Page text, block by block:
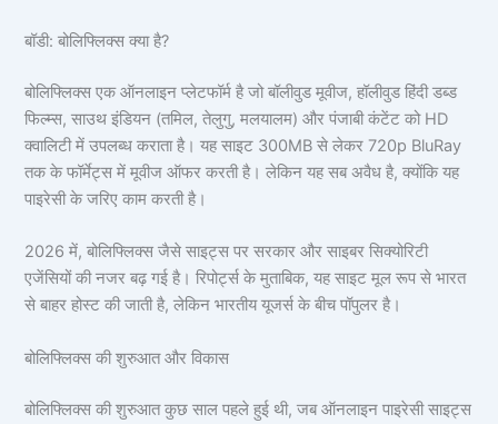
बॉडी: बोलिफ्लिक्स क्या है?
बोलिफ्लिक्स एक ऑनलाइन प्लेटफॉर्म है जो बॉलीवुड मूवीज, हॉलीवुड हिंदी डब्ड
फिल्म्स, साउथ इंडियन (तमिल, तेलुगु, मलयालम) और पंजाबी कंटेंट को HD
क्वालिटी में उपलब्ध कराता है। यह साइट 300MB से लेकर 720p BluRay
तक के फॉर्मेट्स में मूवीज ऑफर करती है। लेकिन यह सब अवैध है, क्योंकि यह
पाइरेसी के जरिए काम करती है।
2026 में, बोलिफ्लिक्स जैसे साइट्स पर सरकार और साइबर सिक्योरिटी
एजेंसियों की नजर बढ़ गई है। रिपोर्ट्स के मुताबिक, यह साइट मूल रूप से भारत
से बाहर होस्ट की जाती है, लेकिन भारतीय यूजर्स के बीच पॉपुलर है।
बोलिफ्लिक्स की शुरुआत और विकास
बोलिफ्लिक्स की शुरुआत कुछ साल पहले हुई थी, जब ऑनलाइन पाइरेसी साइट्स